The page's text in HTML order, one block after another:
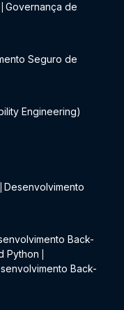
Governança de
Seguro de
Engineering)
Desenvolvimento
Back-
Python
Back-